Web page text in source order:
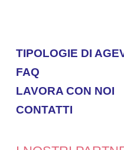
TIPOLOGIE DI
FAQ
LAVORA CON NOI
CONTATTI